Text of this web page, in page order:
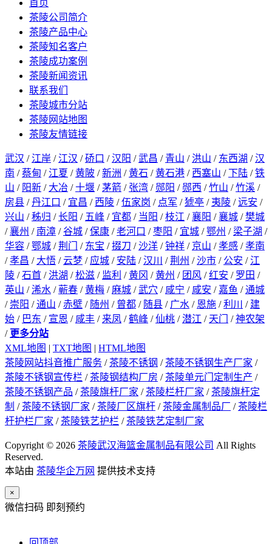
首页
茶陵公司简介
茶陵产品中心
茶陵知名客户
茶陵成功案例
茶陵新闻资讯
联系我们
茶陵城市分站
茶陵网站地图
茶陵友情链接
武汉 / 江岸 / 江汉 /硚口 /汉阳 /武昌 / 青山 / 洪山 / 东西湖 /汉
南 /蔡甸 / 江夏 /黄陂 /新洲 /黄石 /黄石港 / 西塞山 /下陆 /铁
山 / 阳新 / 大冶 /十堰 /茅箭 / 张湾 / 郧阳 / 郧西 /竹山 /竹溪 /
房县 /丹江口 / 宜昌 / 西陵 /伍家岗 / 点军 /猇亭 / 夷陵 /远安 /
兴山 /秭归 /长阳 / 五峰 / 宜都 / 当阳 /枝江 /襄阳 /襄城 /樊城
/襄州 / 南漳 /谷城 /保康 /老河口 /枣阳 / 宜城 /鄂州 / 梁子湖 /
华容 /鄂城 /荆门 / 东宝 /掇刀 /沙洋 /钟祥 / 京山 /孝感 /孝南
/孝昌 / 大悟 /云梦 / 应城 / 安陆 /汉川 /荆州 /沙市 / 公安 / 江
陵 /石首 / 洪湖 /松滋 / 监利 /黄冈 /黄州 / 团风 /红安 / 罗田 /
英山 /浠水 /蕲春 /黄梅 / 麻城 /武穴 / 咸宁 / 咸安 / 嘉鱼 /通城
/ 崇阳 /通山 /赤壁 / 随州 / 曾都 / 随县 / 广水 / 恩施 /利川 / 建
始 / 巴东 / 宣恩 / 咸丰 / 来凤 /鹤峰 /仙桃 /潜江 / 天门 /神农架
/ 更多分站
XML地图 | TXT地图 | HTML地图
茶陵网站抖音推广服务 /茶陵不锈钢 /茶陵不锈钢生产厂家 /
茶陵不锈钢宣传栏 /茶陵钢结构厂房 /茶陵单元门定制生产 /
茶陵不锈钢产品 /茶陵旗杆厂家 /茶陵栏杆厂家 /茶陵旗杆定
制 /茶陵不锈钢厂家 /茶陵厂区旗杆 /茶陵金属制品厂 /茶陵栏
杆护栏厂家 /茶陵铁艺护栏 /茶陵铁艺定制厂家
Copyright © 2026 茶陵武汉海篮金属制品有限公司 All Rights
Reserved.
本站由 茶陵华企万网 提供技术支持
×
微信扫码 即刻预约